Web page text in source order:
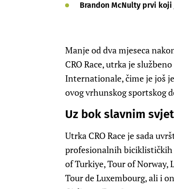
Brandon McNulty prvi koji
Manje od dva mjeseca
CRO Race, utrka je
Internationale, čime je još
ovog vrhunskog sportskog
Uz bok slavnim
Utrka CRO Race je sada
profesionalnih biciklističkih
of Turkiye, Tour of Norway,
Tour de Luxembourg, ali i